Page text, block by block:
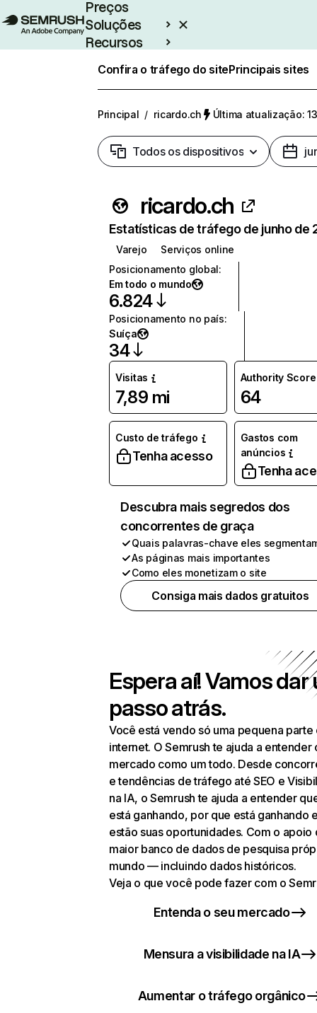
Preços
Soluções
Recursos
Confira o tráfego do sitePrincipais sites
Principal / ricardo.ch Última atualização:
Todos os dispositivos
ricardo.ch
Estatísticas de tráfego de junho de
Varejo
Serviços online
Posicionamento global:
Em todo o mundo
6.824
Posicionamento no país:
Suíça
34
Visitas
7,89 mi
Authority Score
64
Custo de tráfego
Tenha acesso
Gastos com
anúncios
Tenha
Descubra mais segredos dos
concorrentes de graça
Quais palavras-chave eles
As páginas mais importantes
Como eles monetizam o site
Consiga mais dados gratuitos
Espera aí! Vamos dar
passo atrás.
Você está vendo só uma pequena parte
internet. O Semrush te ajuda a entender
mercado como um todo. Desde
e tendências de tráfego até SEO e
na IA, o Semrush te ajuda a entender
está ganhando, por que está ganhando
estão suas oportunidades. Com o apoio
maior banco de dados de pesquisa
mundo — incluindo dados históricos.
Veja o que você pode fazer com o
Entenda o seu mercado
Mensura a visibilidade na IA
Aumentar o tráfego orgânico